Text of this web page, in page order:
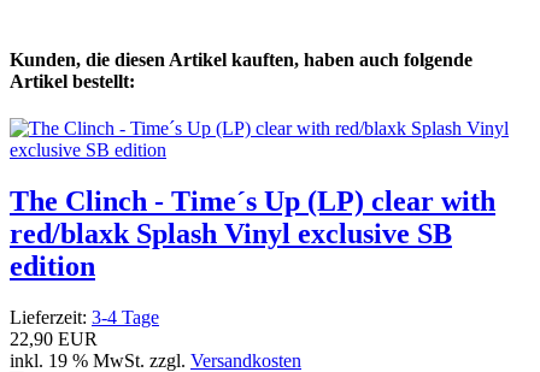
Kunden, die diesen Artikel kauften, haben auch folgende
Artikel bestellt:
The Clinch - Time´s Up (LP) clear with
red/blaxk Splash Vinyl exclusive SB
edition
Lieferzeit: 3-4 Tage
22,90 EUR
inkl. 19 % MwSt. zzgl. Versandkosten